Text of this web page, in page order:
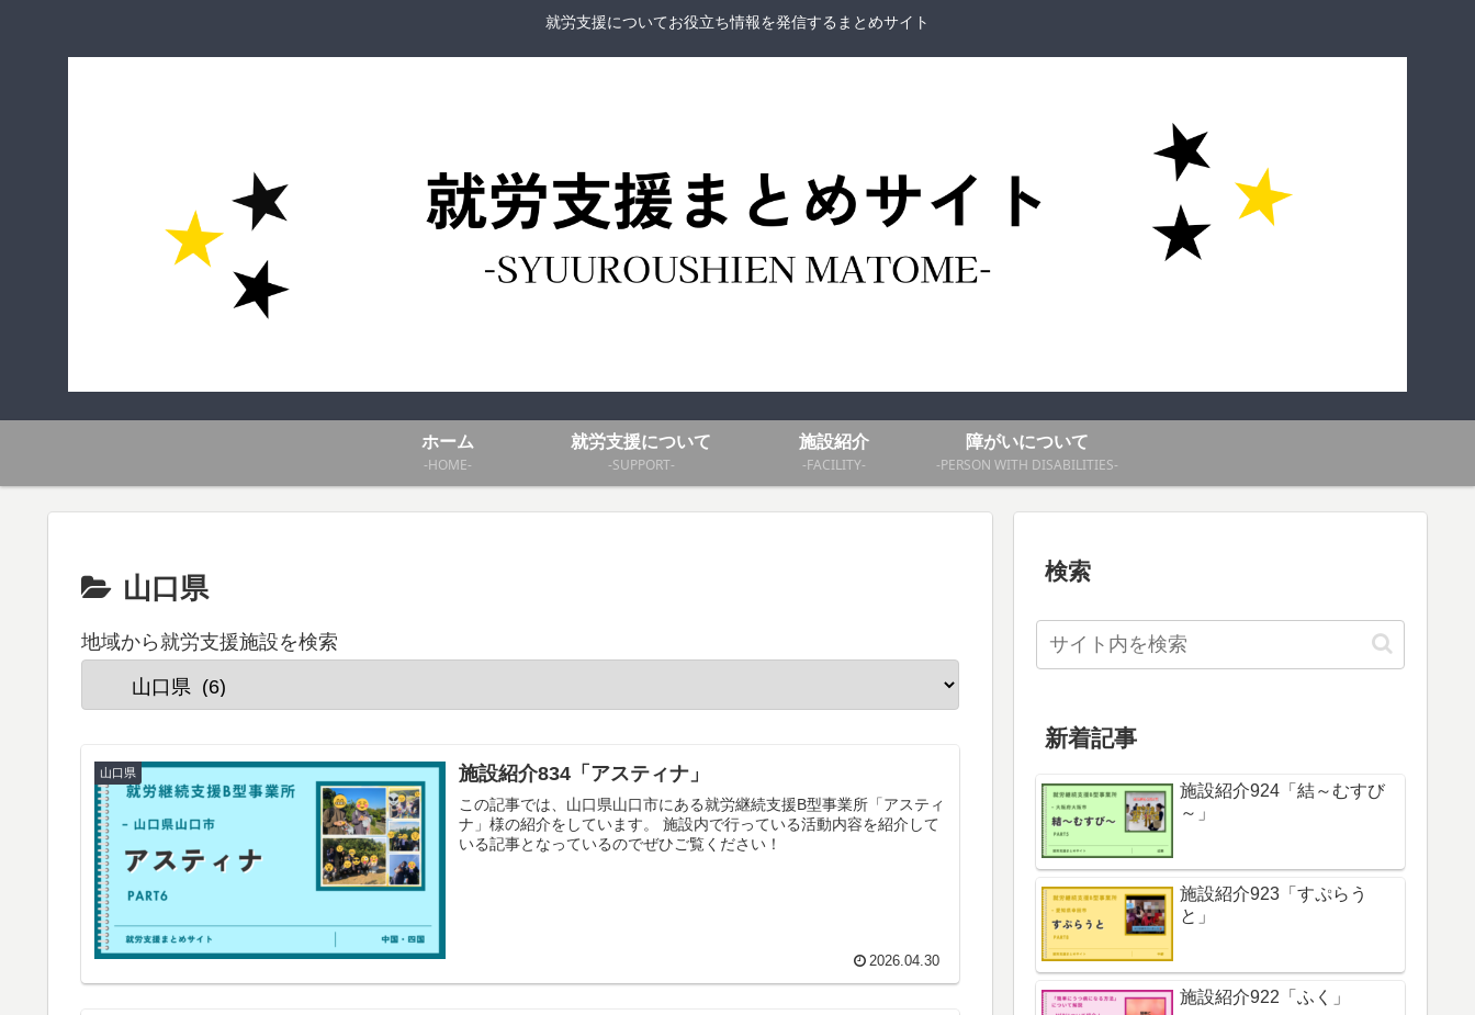
就労支援についてお役立ち情報を発信するまとめサイト
ホーム
-HOME-
就労支援について
-SUPPORT-
施設紹介
-FACILITY-
障がいについて
-PERSON WITH DISABILITIES-
山口県
地域から就労支援施設を検索
山口県 施設紹介834「アスティナ」
この記事では、山口県山口市にある就労継続支援B型事業所「アスティ
ナ」様の紹介をしています。 施設内で行っている活動内容を紹介して
いる記事となっているのでぜひご覧ください！
2026.04.30
検索
新着記事
施設紹介924「結～むすび
～」
施設紹介923「すぷらう
と」
施設紹介922「ふく」